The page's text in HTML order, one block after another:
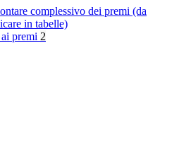
complessivo dei premi (da
in tabelle)
premi 2